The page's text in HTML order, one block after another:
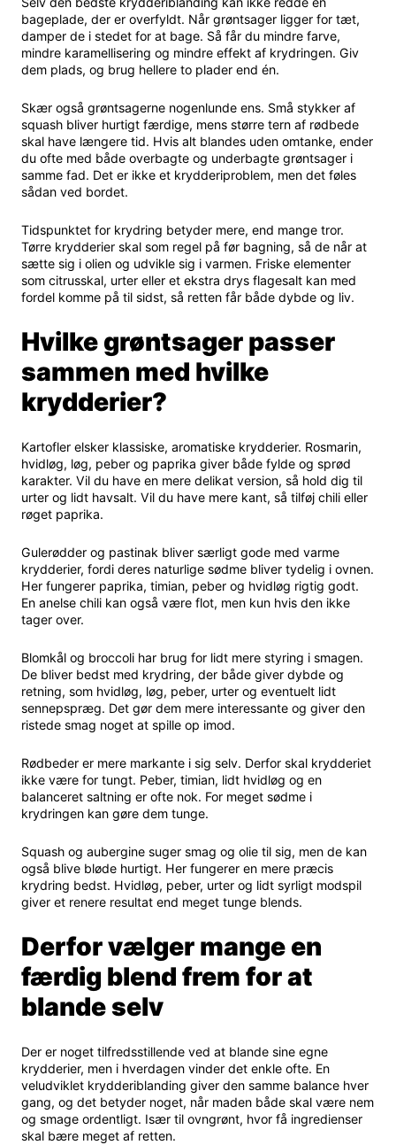
bageplade, der er overfyldt. Når grøntsager ligger for tæt,
damper de i stedet for at bage. Så får du mindre farve,
mindre karamellisering og mindre effekt af krydringen. Giv
dem plads, og brug hellere to plader end én.
Skær også grøntsagerne nogenlunde ens. Små stykker af
squash bliver hurtigt færdige, mens større tern af rødbede
skal have længere tid. Hvis alt blandes uden omtanke, ender
du ofte med både overbagte og underbagte grøntsager i
samme fad. Det er ikke et krydderiproblem, men det føles
sådan ved bordet.
Tidspunktet for krydring betyder mere, end mange tror.
Tørre krydderier skal som regel på før bagning, så de når at
sætte sig i olien og udvikle sig i varmen. Friske elementer
som citrusskal, urter eller et ekstra drys flagesalt kan med
fordel komme på til sidst, så retten får både dybde og liv.
Hvilke grøntsager passer
sammen med hvilke
krydderier?
Kartofler elsker klassiske, aromatiske krydderier. Rosmarin,
hvidløg, løg, peber og paprika giver både fylde og sprød
karakter. Vil du have en mere delikat version, så hold dig til
urter og lidt havsalt. Vil du have mere kant, så tilføj chili eller
røget paprika.
Gulerødder og pastinak bliver særligt gode med varme
krydderier, fordi deres naturlige sødme bliver tydelig i ovnen.
Her fungerer paprika, timian, peber og hvidløg rigtig godt.
En anelse chili kan også være flot, men kun hvis den ikke
tager over.
Blomkål og broccoli har brug for lidt mere styring i smagen.
De bliver bedst med krydring, der både giver dybde og
retning, som hvidløg, løg, peber, urter og eventuelt lidt
sennepspræg. Det gør dem mere interessante og giver den
ristede smag noget at spille op imod.
Rødbeder er mere markante i sig selv. Derfor skal krydderiet
ikke være for tungt. Peber, timian, lidt hvidløg og en
balanceret saltning er ofte nok. For meget sødme i
krydringen kan gøre dem tunge.
Squash og aubergine suger smag og olie til sig, men de kan
også blive bløde hurtigt. Her fungerer en mere præcis
krydring bedst. Hvidløg, peber, urter og lidt syrligt modspil
giver et renere resultat end meget tunge blends.
Derfor vælger mange en
færdig blend frem for at
blande selv
Der er noget tilfredsstillende ved at blande sine egne
krydderier, men i hverdagen vinder det enkle ofte. En
veludviklet krydderiblanding giver den samme balance hver
gang, og det betyder noget, når maden både skal være nem
og smage ordentligt. Især til ovngrønt, hvor få ingredienser
skal bære meget af retten.